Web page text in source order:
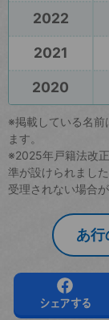
2022
2021
2020
※掲載している名前
ます。
※2025年戸籍法改
準が設けられまし
受理されない場合が
あ行
シェアする